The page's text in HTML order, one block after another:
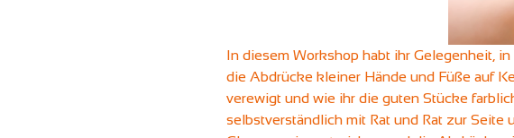
In diesem Workshop habt ihr Gelegenheit,
die Abdrücke kleiner Hände und Füße auf
verewigt und wie ihr die guten Stücke
selbstverständlich mit Rat und Rat zur Seite